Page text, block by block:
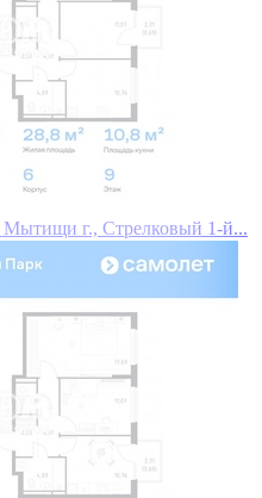
Мытищи г., Стрелковый 1-й...